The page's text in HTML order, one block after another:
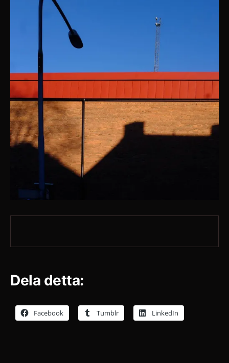
Dela detta:
Facebook Tumblr LinkedIn